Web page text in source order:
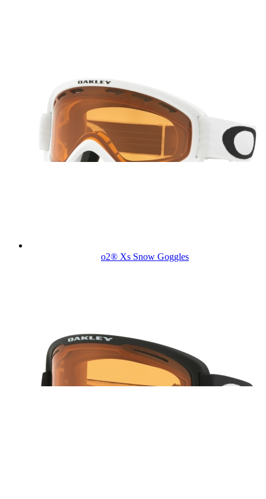
o2® Xs Snow Goggles